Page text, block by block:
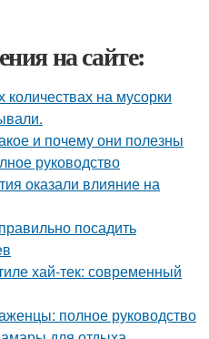
на сайте:
на мусорки
и почему они полезны
руководство
оказали влияние на
посадить
хай-тек: современный
полное руководство